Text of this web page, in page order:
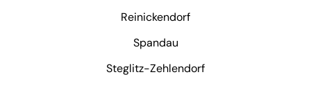
Reinickendorf
Spandau
Steglitz-Zehlendorf